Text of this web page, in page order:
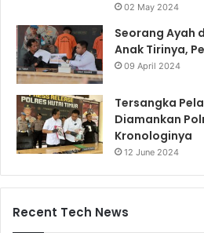
02 May 2024
Seorang Ayah
Anak Tirinya,
09 April 2024
Tersangka
Diamankan
Kronologinya
12 June 2024
Recent Tech News